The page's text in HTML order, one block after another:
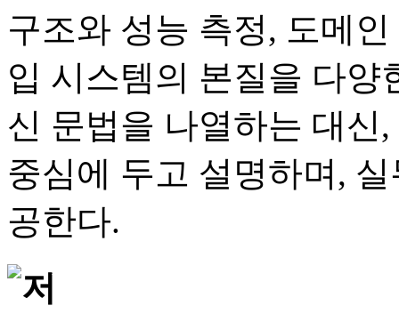
구조와 성능 측정, 도메
입 시스템의 본질을 다양
신 문법을 나열하는 대신
중심에 두고 설명하며,
공한다.